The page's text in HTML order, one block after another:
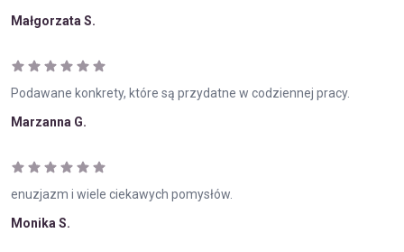
Małgorzata S.
Podawane konkrety, które są przydatne w codziennej pracy.
Marzanna G.
enuzjazm i wiele ciekawych pomysłów.
Monika S.